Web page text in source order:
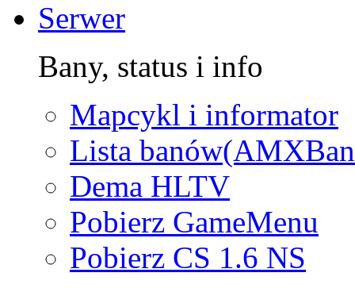
Serwer
Bany, status i info
Mapcykl i informator
Lista
Dema HLTV
Pobierz GameMenu
Pobierz CS 1.6 NS